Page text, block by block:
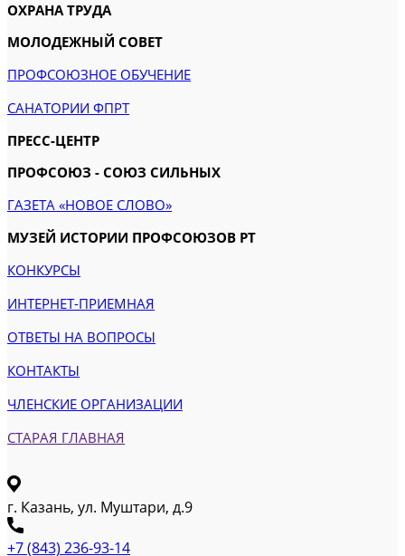
ОХРАНА ТРУДА
МОЛОДЕЖНЫЙ СОВЕТ
ПРОФСОЮЗНОЕ ОБУЧЕНИЕ
САНАТОРИИ ФПРТ
ПРЕСС-ЦЕНТР
ПРОФСОЮЗ - СОЮЗ СИЛЬНЫХ
ГАЗЕТА «НОВОЕ СЛОВО»
МУЗЕЙ ИСТОРИИ ПРОФСОЮЗОВ РТ
КОНКУРСЫ
ИНТЕРНЕТ-ПРИЕМНАЯ
ОТВЕТЫ НА ВОПРОСЫ
КОНТАКТЫ
ЧЛЕНСКИЕ ОРГАНИЗАЦИИ
СТАРАЯ ГЛАВНАЯ
г. Казань, ул. Муштари, д.9
+7 (843) 236-93-14